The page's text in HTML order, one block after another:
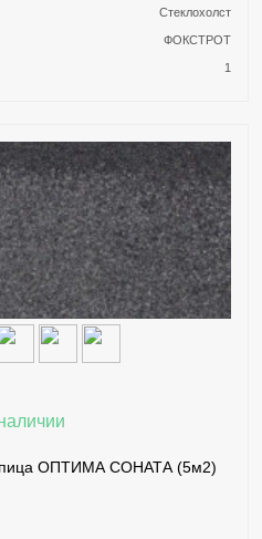
Стеклохолст
ФОКСТРОТ
1
В КОРЗИНУ
КУПИТЬ В 1 КЛИК
ПОДРОБНЕЕ
ОПТИМА СОНАТА (5м2)